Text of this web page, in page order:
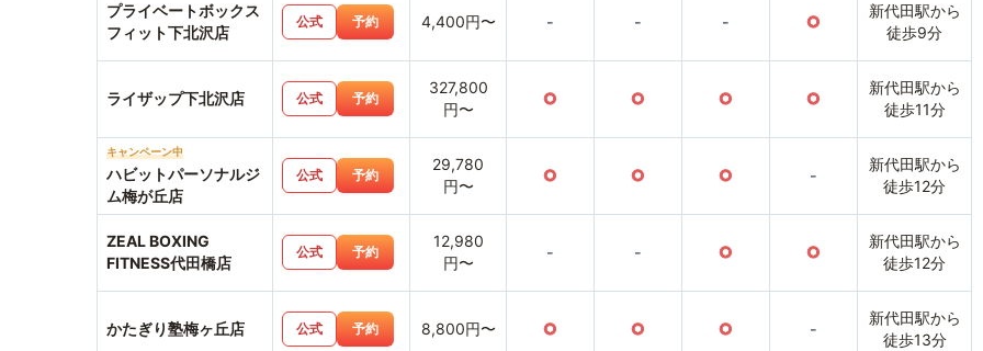
プライベートボックス
フィット下北沢店
公式 予約 4,400円〜 - - - ○
新代田駅から
徒歩9分
ライザップ下北沢店 公式 予約
327,800
円〜
○ ○ ○ ○
新代田駅から
徒歩11分
キャンペーン中
ハビットパーソナルジ
ム梅が丘店
公式 予約
29,780
円〜
○ ○ ○ -
新代田駅から
徒歩12分
ZEAL BOXING
FITNESS代田橋店
公式 予約
12,980
円〜
- - ○ ○
新代田駅から
徒歩12分
かたぎり塾梅ヶ丘店 公式 予約 8,800円〜 ○ ○ ○ -
新代田駅から
徒歩13分